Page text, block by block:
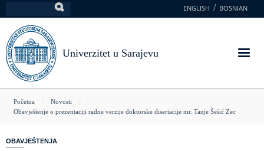
na
glavni
sadržaj
ENGLISH BOSNIAN
Univerzitet u Sarajevu
You
here
Početna
Novosti
Obavještenje o prezentaciji radne verzije doktorske disertacije mr. Tanje Šešić Zec
OBAVJEŠTENJA